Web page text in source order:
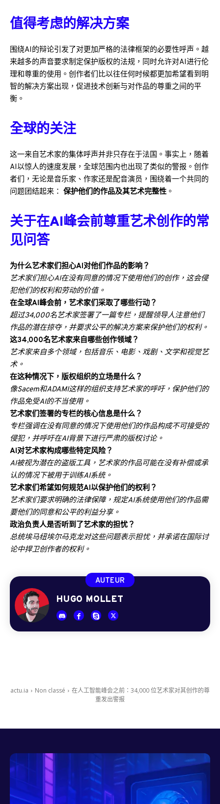
值得考虑的解决方案
围绕AI的辩论引发了对更加严格的法律框架的必要性呼声。越
来越多的声音要求制定保护版权的法规，同时允许对AI进行伦
理和尊重的使用。创作者们比以往任何时候都更加希望看到明
智的解决方案出现，促进技术创新与对作品的尊重之间的平
衡。
全球的关注
这一来自艺术家的集体呼声并非只存在于法国。事实上，随着
AI以惊人的速度发展，全球范围内也出现了类似的警报。创作
者们，无论是音乐家、作家还是配音演员，围绕着一个共同的
问题团结起来： 保护他们的作品及其艺术完整性 。
关于在AI峰会前尊重艺术创作的常
见问答
为什么艺术家们担心AI对他们作品的影响？
艺术家们担心AI在没有同意的情况下使用他们的创作，这会侵
犯他们的权利和劳动的价值。
在全球AI峰会前，艺术家们采取了哪些行动？
超过34,000名艺术家签署了一篇专栏，提醒领导人注意他们
作品的潜在掠夺，并要求公平的解决方案来保护他们的权利。
这34,000名艺术家来自哪些创作领域？
艺术家来自多个领域，包括音乐、电影、戏剧、文学和视觉艺
术。
在这种情况下，版权组织的立场是什么？
像Sacem和ADAMI这样的组织支持艺术家的呼吁，保护他们的
作品免受AI的不当使用。
艺术家们签署的专栏的核心信息是什么？
专栏强调在没有同意的情况下使用他们的作品构成不可接受的
侵犯，并呼吁在AI背景下进行严肃的版权讨论。
AI对艺术家构成哪些特定风险？
AI被视为潜在的盗版工具，艺术家的作品可能在没有补偿或承
认的情况下被用于训练AI系统。
艺术家们希望如何规范AI以保护他们的权利？
艺术家们要求明确的法律保障，规定AI系统使用他们的作品需
要他们的同意和公平的利益分享。
政治负责人是否听到了艺术家的担忧？
总统埃马纽埃尔·马克龙对这些问题表示担忧，并承诺在国际讨
论中捍卫创作者的权利。
AUTEUR
HUGO MOLLET
actu.ia Non classé
在人工智能峰会之前：34,000 位艺术家对其创作的尊
重发出警报